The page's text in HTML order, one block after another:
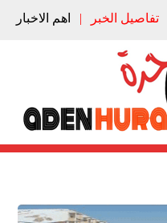
تفاصيل الخبر | اهم الاخبار